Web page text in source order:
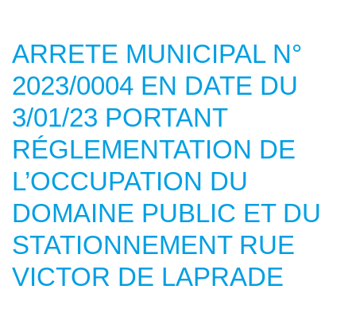
ARRETE MUNICIPAL N°
2023/0004 EN DATE DU
3/01/23 PORTANT
RÉGLEMENTATION DE
L’OCCUPATION DU
DOMAINE PUBLIC ET DU
STATIONNEMENT RUE
VICTOR DE LAPRADE